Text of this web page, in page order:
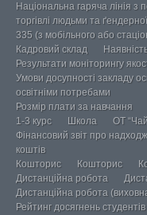
Національна гаряча лінія
торгівлі людьми та
335 (з мобільного або
Кадровий склад
Результати моніторингу
Умови досупності закладу
освітніми потребами
Розмір плати за навчання
1-3 курс
Школа ОТ
Фінансовий звіт про
коштів
Кошторис
Кошторис
Дистанційна робота
Дистанційна робота
Рейтинг досягнень студентів